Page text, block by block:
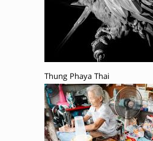
Thung Phaya Thai